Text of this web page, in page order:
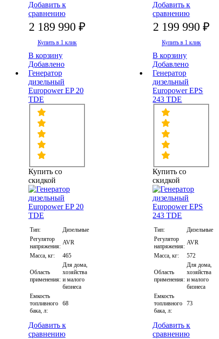
Добавить к
сравнению
2 189 990 ₽
Купить в 1 клик
В корзину
Добавлено
Добавить к
сравнению
2 199 990 ₽
Купить в 1 клик
В корзину
Добавлено
Генератор
дизельный
Europower EP 20
TDE
Купить со
скидкой
Тип:
Дизельные
Регулятор
напряжения:
AVR
Масса, кг:
465
Область
применения:
Для дома,
хозяйства
и малого
бизнеса
Емкость
топливного
бака, л:
68
Добавить к
сравнению
Генератор
дизельный
Europower EPS
243 TDE
Купить со
скидкой
Тип:
Дизельные
Регулятор
напряжения:
AVR
Масса, кг:
572
Область
применения:
Для дома,
хозяйства
и малого
бизнеса
Емкость
топливного
бака, л:
73
Добавить к
сравнению